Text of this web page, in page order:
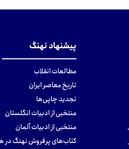
پیشنهاد نهنگ
مطالعات انقلاب
تاریخ معاصر ایران
تجدید چاپی‌ها
منتخبی از ادبیات انگلستان
منتخبی از ادبیات آلمان
کتاب‌های پرفروش نهنگ در